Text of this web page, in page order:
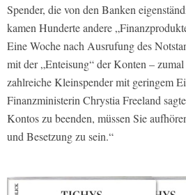
Spender, die von den Banken
kamen Hunderte andere
Eine Woche nach Ausrufung des
mit der „Enteisung“ der Konten –
zahlreiche Kleinspender mit geringem
Finanzministerin Chrystia Freeland
Kontos zu beenden, müssen Sie
und Besetzung zu sein.“